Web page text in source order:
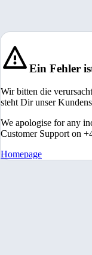
Ein Fehler
Wir bitten die
steht Dir unser
We apologise for any
Customer Support on
Homepage